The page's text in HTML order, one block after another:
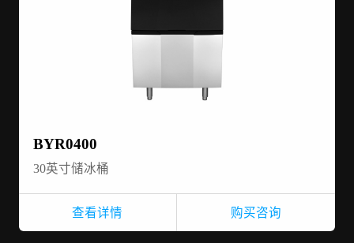
BYR0400
30英寸储冰桶
查看详情 购买咨询